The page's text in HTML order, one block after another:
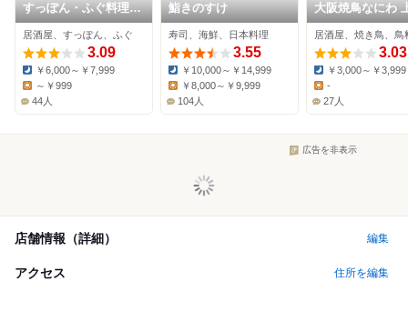
すっぽん・ふぐ料理
寿司割烹 得月
居酒屋、すっぽん、ふぐ
3.09
Dinner:
￥6,000～￥7,999
Lunch:
～￥999
44人
鮨きのすけ
寿司、海鮮、日本料理
3.55
Dinner:
￥10,000～￥14,999
￥8,000～￥9,999
104人
大阪焼鳥なにわ
庄店
居酒屋、焼き鳥、鳥
3.03
Dinner:
￥3,000～￥3,999
Lunch:
-
27人
広告を非表示
店舗情報（詳細） 編集
アクセス 住所を編集